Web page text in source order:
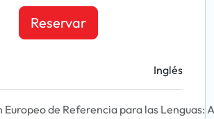
Reservar
Inglés
Europeo de Referencia para las Lenguas: